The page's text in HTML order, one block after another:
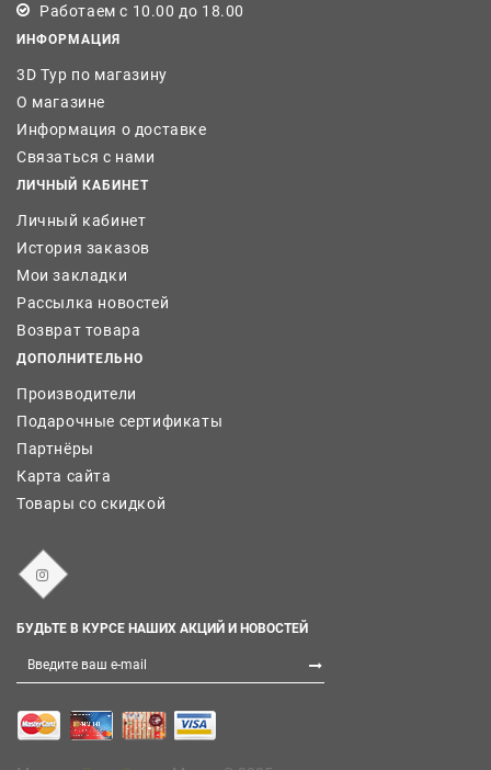
Работаем с 10.00 до 18.00
ИНФОРМАЦИЯ
3D Тур по магазину
О магазине
Информация о доставке
Связаться с нами
ЛИЧНЫЙ КАБИНЕТ
Личный кабинет
История заказов
Мои закладки
Рассылка новостей
Возврат товара
ДОПОЛНИТЕЛЬНО
Производители
Подарочные сертификаты
Партнёры
Карта сайта
Товары со скидкой
БУДЬТЕ В КУРСЕ НАШИХ АКЦИЙ И НОВОСТЕЙ